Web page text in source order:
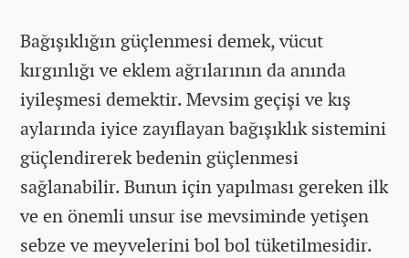
Bağışıklığın güçlenmesi demek, vücut
kırgınlığı ve eklem ağrılarının da anında
iyileşmesi demektir. Mevsim geçişi ve kış
aylarında iyice zayıflayan bağışıklık sistemini
güçlendirerek bedenin güçlenmesi
sağlanabilir. Bunun için yapılması gereken ilk
ve en önemli unsur ise mevsiminde yetişen
sebze ve meyvelerini bol bol tüketilmesidir.